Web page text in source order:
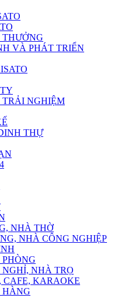
VÀ PHÁT TRIỂN
NGHIỆM
THỰ
NHÀ THỜ
NHÀ CÔNG NGHIỆP
NHÀ TRỌ
CAFE, KARAOKE
HÀNG